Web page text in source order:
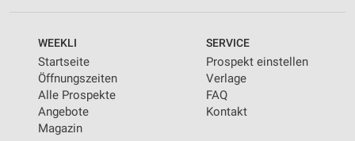
WEEKLI
Startseite
Öffnungszeiten
Alle Prospekte
Angebote
Magazin
SERVICE
Prospekt einstellen
Verlage
FAQ
Kontakt